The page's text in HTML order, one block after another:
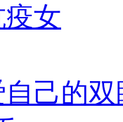
自己的